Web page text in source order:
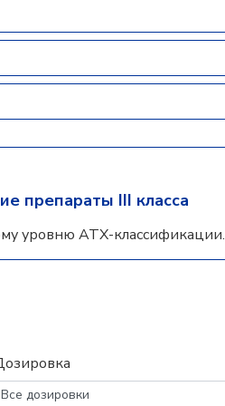
препараты III класса
уровню АТХ-классификации.